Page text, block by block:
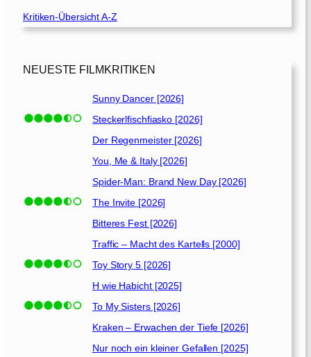
Kritiken-Übersicht A-Z
NEUESTE FILMKRITIKEN
Sunny Dancer [2026]
Steckerlfischfiasko [2026]
Der Regenmeister [2026]
You, Me & Italy [2026]
Spider-Man: Brand New Day [2026]
The Invite [2026]
Bitteres Fest [2026]
Traffic – Macht des Kartells [2000]
Toy Story 5 [2026]
H wie Habicht [2025]
To My Sisters [2026]
Kraken – Erwachen der Tiefe [2026]
Nur noch ein kleiner Gefallen [2025]